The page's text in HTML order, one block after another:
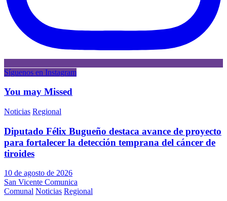
Síguenos en Instagram
You may Missed
Noticias Regional
Diputado Félix Bugueño destaca avance de proyecto
para fortalecer la detección temprana del cáncer de
tiroides
10 de agosto de 2026
San Vicente Comunica
Comunal Noticias Regional